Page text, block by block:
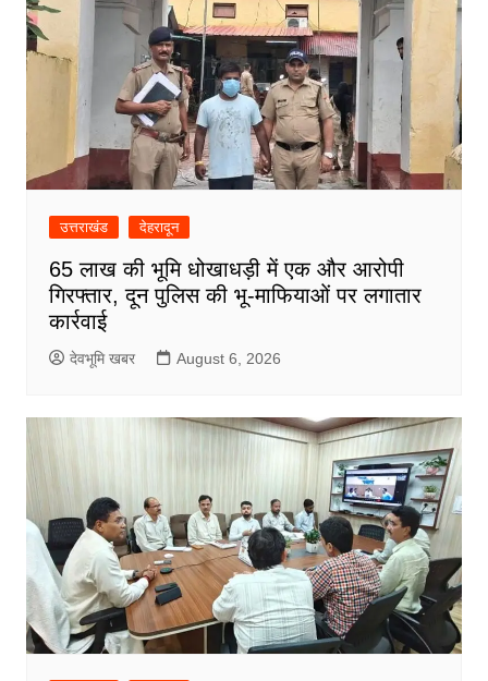
उत्तराखंड देहरादून
65 लाख की भूमि धोखाधड़ी में एक और आरोपी
गिरफ्तार, दून पुलिस की भू-माफियाओं पर लगातार
कार्रवाई
देवभूमि खबर August 6, 2026